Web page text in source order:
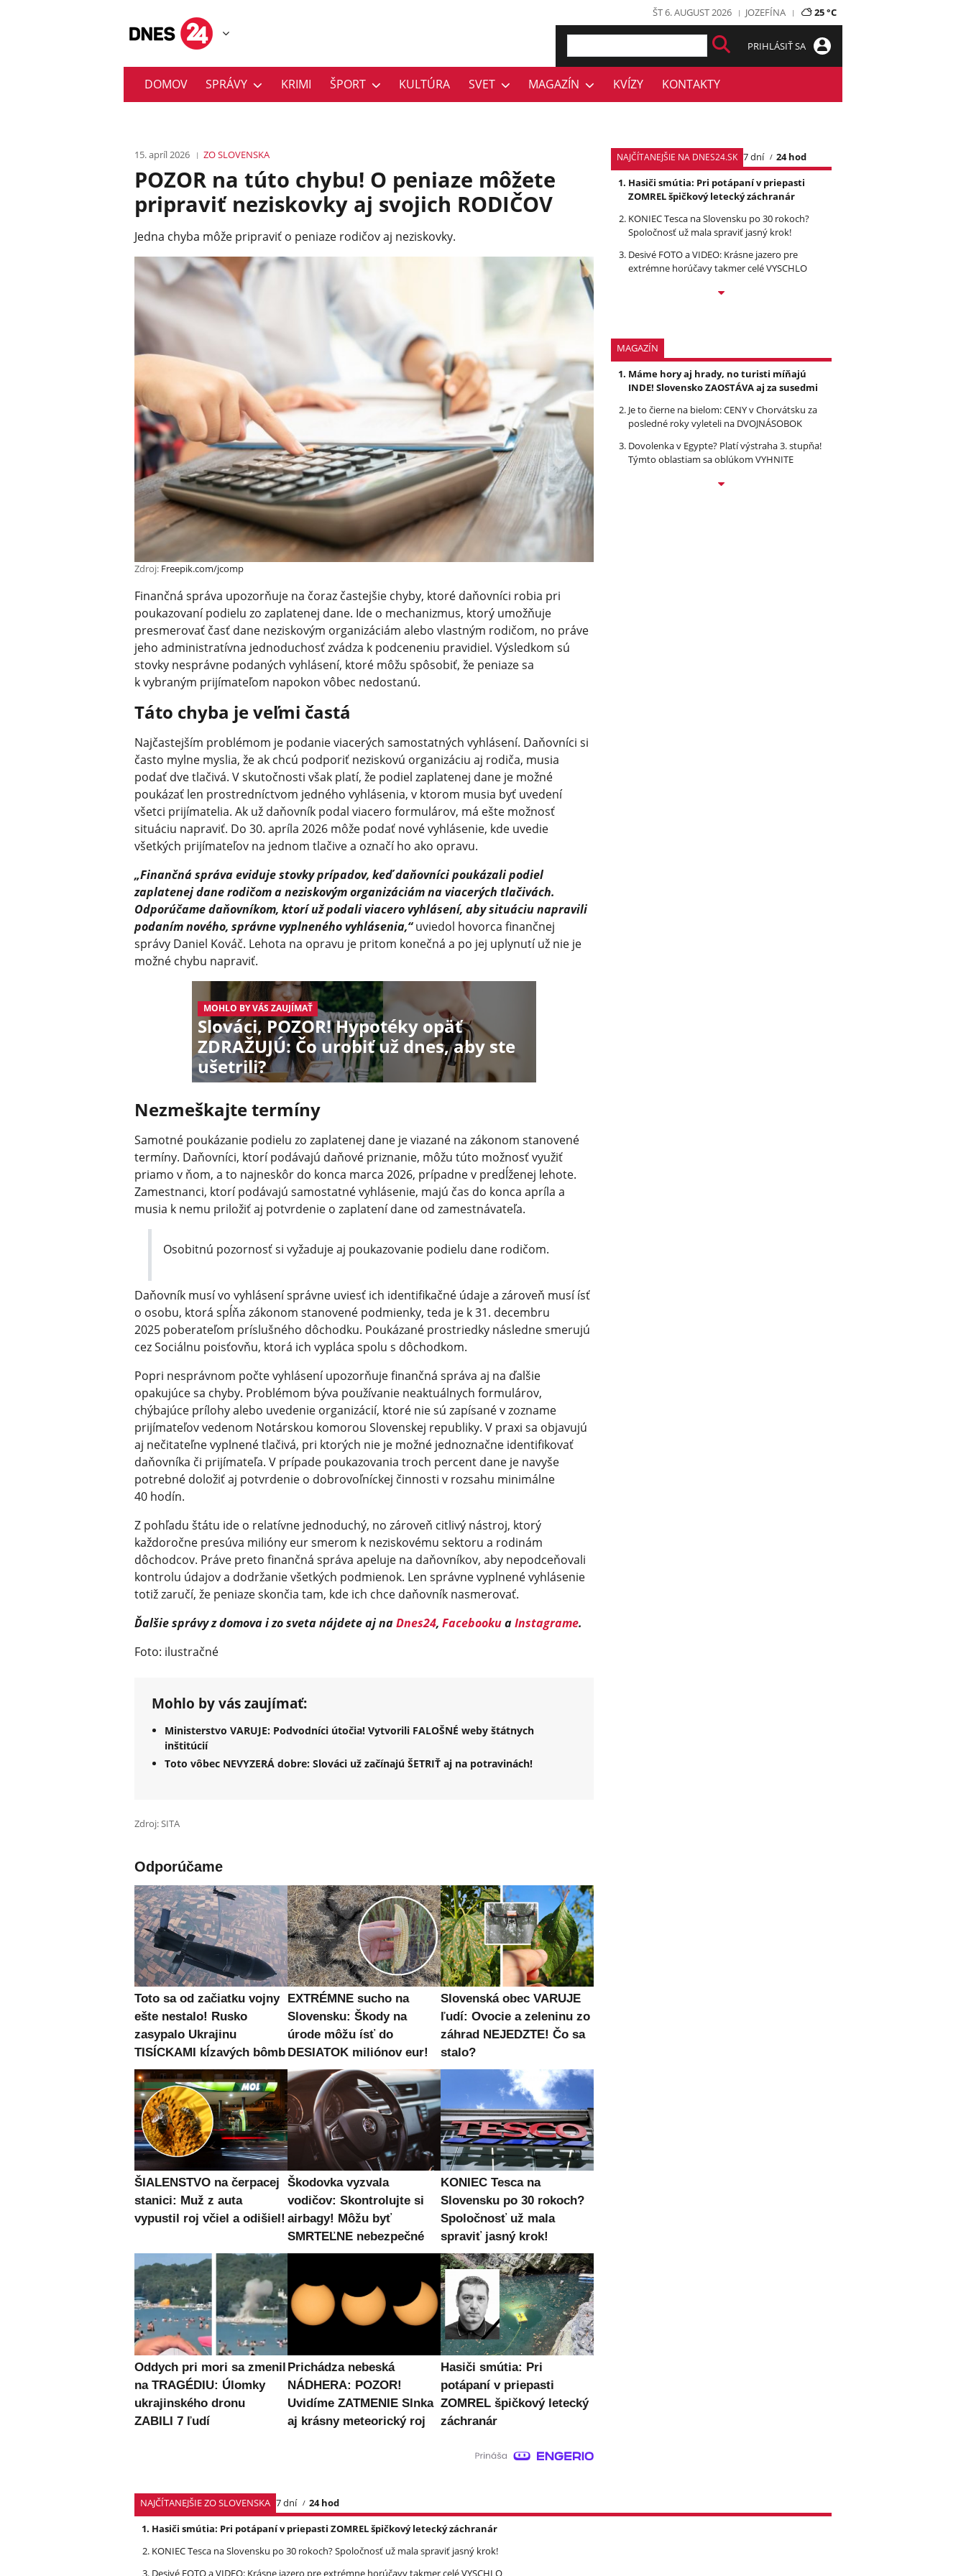
ŠT 6. AUGUST 2026 JOZEFÍNA 25 °C
PRIHLÁSIŤ SA
DOMOV SPRÁVY KRIMI ŠPORT KULTÚRA SVET MAGAZÍN KVÍZY KONTAKTY
15. apríl 2026 ZO SLOVENSKA
POZOR na túto chybu! O peniaze môžete
pripraviť neziskovky aj svojich RODIČOV
Jedna chyba môže pripraviť o peniaze rodičov aj neziskovky.
Zdroj: Freepik.com/jcomp
Finančná správa upozorňuje na čoraz častejšie chyby, ktoré daňovníci robia pri
poukazovaní podielu zo zaplatenej dane. Ide o mechanizmus, ktorý umožňuje
presmerovať časť dane neziskovým organizáciám alebo vlastným rodičom, no práve
jeho administratívna jednoduchosť zvádza k podceneniu pravidiel. Výsledkom sú
stovky nesprávne podaných vyhlásení, ktoré môžu spôsobiť, že peniaze sa
k vybraným prijímateľom napokon vôbec nedostanú.
Táto chyba je veľmi častá
Najčastejším problémom je podanie viacerých samostatných vyhlásení. Daňovníci si
často mylne myslia, že ak chcú podporiť neziskovú organizáciu aj rodiča, musia
podať dve tlačivá. V skutočnosti však platí, že podiel zaplatenej dane je možné
poukázať len prostredníctvom jedného vyhlásenia, v ktorom musia byť uvedení
všetci prijímatelia. Ak už daňovník podal viacero formulárov, má ešte možnosť
situáciu napraviť. Do 30. apríla 2026 môže podať nové vyhlásenie, kde uvedie
všetkých prijímateľov na jednom tlačive a označí ho ako opravu.
„Finančná správa eviduje stovky prípadov, keď daňovníci poukázali podiel
zaplatenej dane rodičom a neziskovým organizáciám na viacerých tlačivách.
Odporúčame daňovníkom, ktorí už podali viacero vyhlásení, aby situáciu napravili
podaním nového, správne vyplneného vyhlásenia,“uviedol hovorca finančnej
správy Daniel Kováč. Lehota na opravu je pritom konečná a po jej uplynutí už nie je
možné chybu napraviť.
MOHLO BY VÁS ZAUJÍMAŤ
Slováci, POZOR! Hypotéky opäť
ZDRAŽUJÚ: Čo urobiť už dnes, aby ste
ušetrili?
Nezmeškajte termíny
Samotné poukázanie podielu zo zaplatenej dane je viazané na zákonom stanovené
termíny. Daňovníci, ktorí podávajú daňové priznanie, môžu túto možnosť využiť
priamo v ňom, a to najneskôr do konca marca 2026, prípadne v predĺženej lehote.
Zamestnanci, ktorí podávajú samostatné vyhlásenie, majú čas do konca apríla a
musia k nemu priložiť aj potvrdenie o zaplatení dane od zamestnávateľa.
Osobitnú pozornosť si vyžaduje aj poukazovanie podielu dane rodičom.
Daňovník musí vo vyhlásení správne uviesť ich identifikačné údaje a zároveň musí ísť
o osobu, ktorá spĺňa zákonom stanovené podmienky, teda je k 31. decembru
2025 poberateľom príslušného dôchodku. Poukázané prostriedky následne smerujú
cez Sociálnu poisťovňu, ktorá ich vypláca spolu s dôchodkom.
Popri nesprávnom počte vyhlásení upozorňuje finančná správa aj na ďalšie
opakujúce sa chyby. Problémom býva používanie neaktuálnych formulárov,
chýbajúce prílohy alebo uvedenie organizácií, ktoré nie sú zapísané v zozname
prijímateľov vedenom Notárskou komorou Slovenskej republiky. V praxi sa objavujú
aj nečitateľne vyplnené tlačivá, pri ktorých nie je možné jednoznačne identifikovať
daňovníka či prijímateľa. V prípade poukazovania troch percent dane je navyše
potrebné doložiť aj potvrdenie o dobrovoľníckej činnosti v rozsahu minimálne
40 hodín.
Z pohľadu štátu ide o relatívne jednoduchý, no zároveň citlivý nástroj, ktorý
každoročne presúva milióny eur smerom k neziskovému sektoru a rodinám
dôchodcov. Práve preto finančná správa apeluje na daňovníkov, aby nepodceňovali
kontrolu údajov a dodržanie všetkých podmienok. Len správne vyplnené vyhlásenie
totiž zaručí, že peniaze skončia tam, kde ich chce daňovník nasmerovať.
Ďalšie správy z domova i zo sveta nájdete aj naDnes24, FacebookuaInstagrame.
Foto: ilustračné
Mohlo by vás zaujímať:
Ministerstvo VARUJE: Podvodníci útočia! Vytvorili FALOŠNÉ weby štátnych
inštitúcií
Toto vôbec NEVYZERÁ dobre: Slováci už začínajú ŠETRIŤ aj na potravinách!
Zdroj: SITA
Odporúčame
Toto sa od začiatku vojny
ešte nestalo! Rusko
zasypalo Ukrajinu
TISÍCKAMI kĺzavých bômb
EXTRÉMNE sucho na
Slovensku: Škody na
úrode môžu ísť do
DESIATOK miliónov eur!
Slovenská obec VARUJE
ľudí: Ovocie a zeleninu zo
záhrad NEJEDZTE! Čo sa
stalo?
ŠIALENSTVO na čerpacej
stanici: Muž z auta
vypustil roj včiel a odišiel!
Škodovka vyzvala
vodičov: Skontrolujte si
airbagy! Môžu byť
SMRTEĽNE nebezpečné
KONIEC Tesca na
Slovensku po 30 rokoch?
Spoločnosť už mala
spraviť jasný krok!
Oddych pri mori sa zmenil
na TRAGÉDIU: Úlomky
ukrajinského dronu
ZABILI 7 ľudí
Prichádza nebeská
NÁDHERA: POZOR!
Uvidíme ZATMENIE Slnka
aj krásny meteorický roj
Hasiči smútia: Pri
potápaní v priepasti
ZOMREL špičkový letecký
záchranár
NAJČÍTANEJŠIE NA DNES24.SK 7 dní
24 hod
Hasiči smútia: Pri potápaní v priepasti
ZOMREL špičkový letecký záchranár
KONIEC Tesca na Slovensku po 30 rokoch?
Spoločnosť už mala spraviť jasný krok!
Desivé FOTO a VIDEO: Krásne jazero pre
extrémne horúčavy takmer celé VYSCHLO
MAGAZÍN
Máme hory aj hrady, no turisti míňajú
INDE! Slovensko ZAOSTÁVA aj za susedmi
Je to čierne na bielom: CENY v Chorvátsku za
posledné roky vyleteli na DVOJNÁSOBOK
Dovolenka v Egypte? Platí výstraha 3. stupňa!
Týmto oblastiam sa oblúkom VYHNITE
NAJČÍTANEJŠIE ZO SLOVENSKA 7 dní
24 hod
Hasiči smútia: Pri potápaní v priepasti ZOMREL špičkový letecký záchranár
KONIEC Tesca na Slovensku po 30 rokoch? Spoločnosť už mala spraviť jasný krok!
Desivé FOTO a VIDEO: Krásne jazero pre extrémne horúčavy takmer celé VYSCHLO